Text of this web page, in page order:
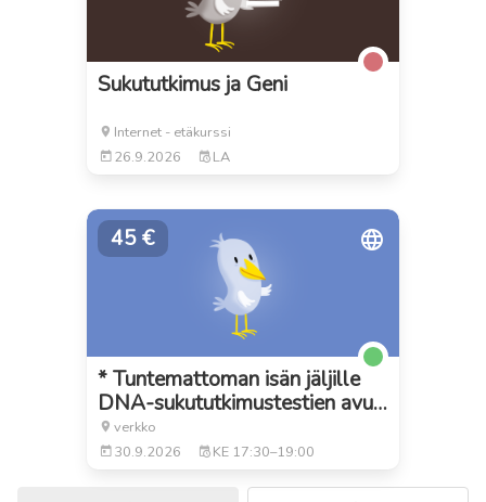
Sukututkimus ja Geni
Internet - etäkurssi
26.9.2026
LA
45 €
* Tuntemattoman isän jäljille
DNA-sukututkimustestien avu…
verkko
30.9.2026
KE 17:30–19:00